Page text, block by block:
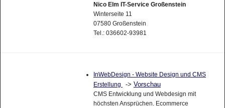
Nico Elm IT-Service Großenstein
Winterseite 11
07580 Großenstein
Tel.: 036602-93981
InWebDesign - Website Design und CMS
Erstellung
-> Vorschau
CMS Entwicklung und Webdesign mit
höchsten Ansprüchen. Ecommerce